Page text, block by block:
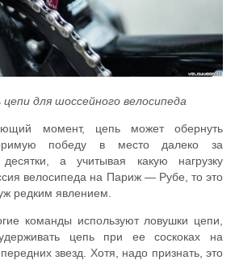
для шоссейного велосипеда
момент, цепь может обернуть
победу в место далеко за
а учитывая какую нагрузку
велосипеда на Париж — Рубе, то это
редким явлением.
команды используют ловушки цепи,
цепь при ее соскоках на
звезд. Хотя, надо признать, это